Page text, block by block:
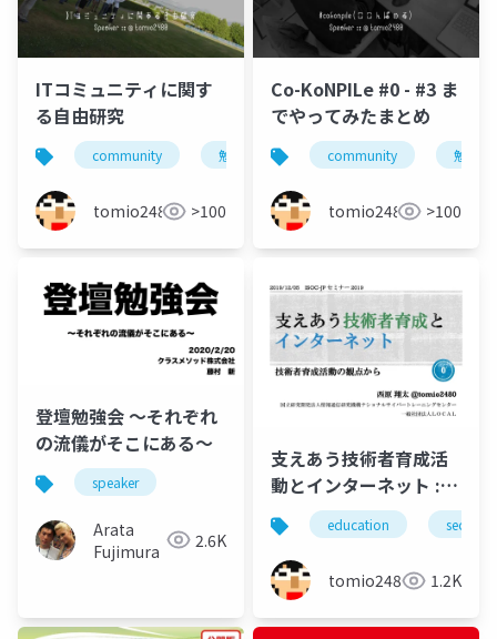
ITコミュニティに関す
る自由研究
community 勉強会 コミュニティ 小平市
tomio2480 >100
Co-KoNPILe #0 - #3 ま
でやってみたまとめ
community 勉強会
tomio2480 >100
登壇勉強会 〜それぞれ
の流儀がそこにある〜
speaker
Arata
Fujimura
2.6K
支えあう技術者育成活
動とインターネット :
技術者育成活動の観点
から
education security
tomio2480 1.2K